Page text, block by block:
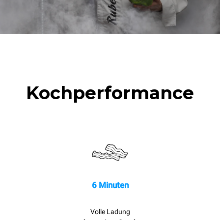
1 volle Ofenladung
Bratkartoffeln
3 volle Ofenladungen mit
Dampf gegart
Kochperformance
6 Minuten
Volle Ladung